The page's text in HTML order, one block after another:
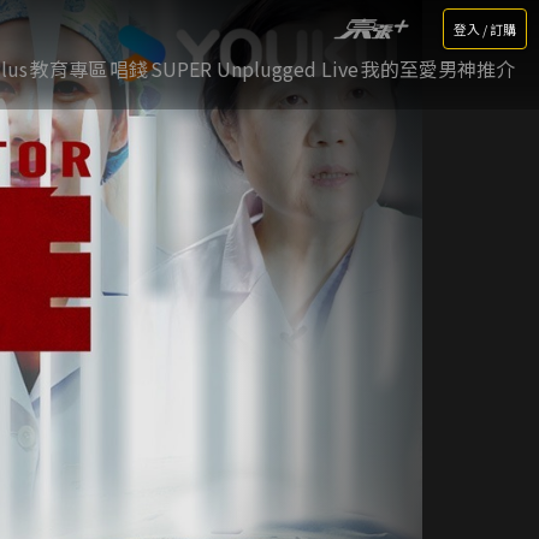
登入 / 訂購
教育專區唱錢SUPER Unplugged Live我的至愛男神推介